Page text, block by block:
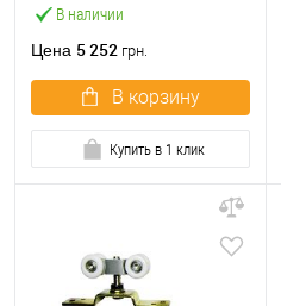
В наличии
весом до 80 кг
Цена 5 252 грн.
В корзину
Купить в 1 клик